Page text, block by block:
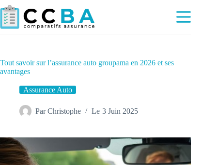
Passer
au
contenu
Tout savoir sur l’assurance auto groupama en 2026 et ses
avantages
Assurance Auto
Par Christophe Le 3 Juin 2025